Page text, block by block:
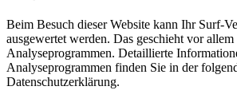
Beim Besuch dieser Website kann Ihr Surf-
ausgewertet werden. Das geschieht vor
Analyseprogrammen. Detaillierte
Analyseprogrammen finden Sie in der
Datenschutzerklärung.